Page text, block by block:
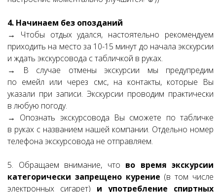
4. Начинаем без опозданий
→ Чтобы отдых удался, настоятельно рекомендуем
приходить на место за 10-15 минут до начала экскурсии
и ждать экскурсовода с табличкой в руках.
→ В случае отмены экскурсии мы предупредим
по емейл или через смс, на контакты, которые Вы
указали при записи. Экскурсии проводим практически
в любую погоду.
→ Опознать экскурсовода Вы сможете по табличке
в руках с названием нашей компании. Отдельно номер
телефона экскурсовода не отправляем.
5. Обращаем внимание, что во время экскурсии
категорически запрещено курение (в том числе
электронных сигарет) и употребление спиртных